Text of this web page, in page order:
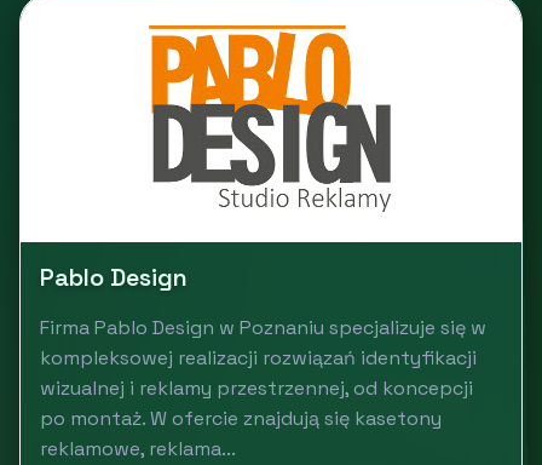
Pablo Design
Firma Pablo Design w Poznaniu specjalizuje się w
kompleksowej realizacji rozwiązań identyfikacji
wizualnej i reklamy przestrzennej, od koncepcji
po montaż. W ofercie znajdują się kasetony
reklamowe, reklama...